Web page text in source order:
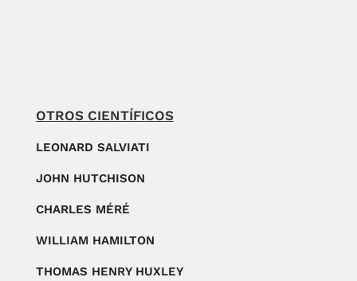
OTROS CIENTÍFICOS
LEONARD SALVIATI
JOHN HUTCHISON
CHARLES MÉRÉ
WILLIAM HAMILTON
THOMAS HENRY HUXLEY